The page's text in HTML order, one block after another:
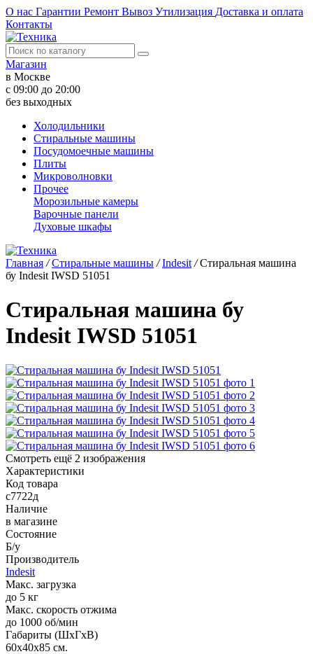
О нас Гарантии Ремонт Вывоз Утилизация Доставка и оплата
Контакты
Магазин
в Москве
с 09:00 до 20:00
без выходных
Холодильники
Стиральные машины
Посудомоечные машины
Плиты
Микроволновки
Прочее
Морозильные камеры
Варочные панели
Духовые шкафы
Главная / Стиральные машины / Indesit /Стиральная машина
бу Indesit IWSD 51051
Стиральная машина бу
Indesit IWSD 51051
Смотреть ещё 2 изображения
Характеристики
Код товара
с7722д
Наличие
в магазине
Состояние
Б/у
Производитель
Indesit
Макс. загрузка
до 5 кг
Макс. скорость отжима
до 1000 об/мин
Габариты (ШхГхВ)
60x40x85 см.